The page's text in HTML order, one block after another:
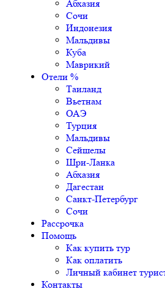
Абхазия
Сочи
Индонезия
Мальдивы
Куба
Маврикий
Отели %
Таиланд
Вьетнам
ОАЭ
Турция
Мальдивы
Сейшелы
Шри-Ланка
Абхазия
Дагестан
Санкт-Петербург
Сочи
Рассрочка
Помощь
Как купить тур
Как оплатить
Личный кабинет
Контакты